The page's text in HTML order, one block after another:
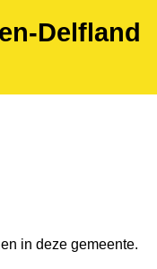
Delfland
in deze gemeente.